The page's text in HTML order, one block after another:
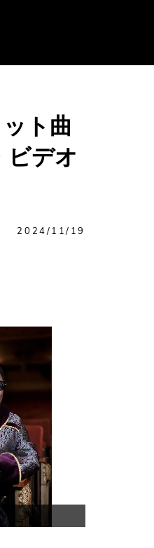
ト曲
ビデオ
2024/11/19